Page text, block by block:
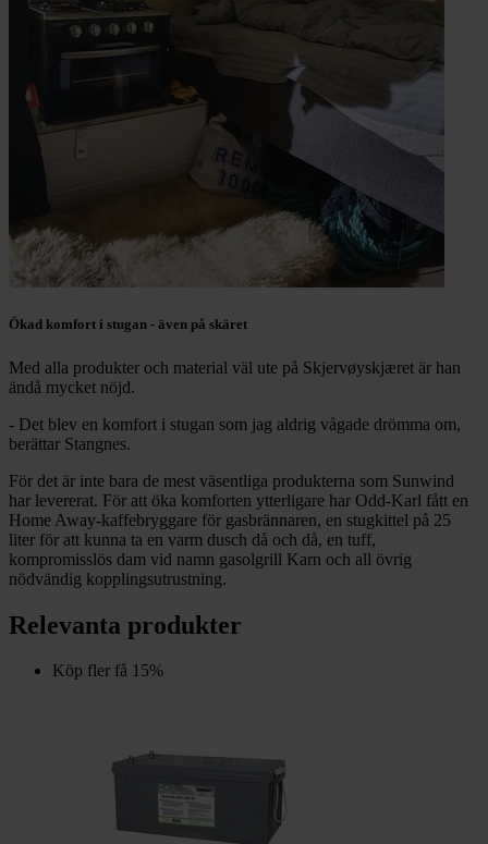
Ökad komfort i stugan - även på skäret
Med alla produkter och material väl ute på Skjervøyskjæret är han
ändå mycket nöjd.
- Det blev en komfort i stugan som jag aldrig vågade drömma om,
berättar Stangnes.
För det är inte bara de mest väsentliga produkterna som Sunwind
har levererat. För att öka komforten ytterligare har Odd-Karl fått en
Home Away-kaffebryggare för gasbrännaren, en stugkittel på 25
liter för att kunna ta en varm dusch då och då, en tuff,
kompromisslös dam vid namn gasolgrill Karn och all övrig
nödvändig kopplingsutrustning.
Relevanta produkter
Köp fler få 15%